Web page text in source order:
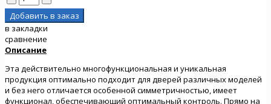
в закладки
сравнение
Описание
Эта действительно многофункциональная и уникальная
продукция оптимально подходит для дверей различных моделей
и без него отличается особенной симметричностью, имеет
функционал, обеспечивающий оптимальный контроль. Прямо на